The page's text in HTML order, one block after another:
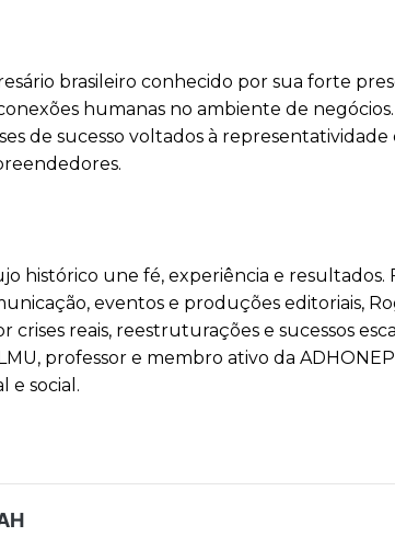
brasileiro conhecido por sua forte
humanas no ambiente de
de sucesso voltados à representatividade
histórico une fé, experiência e resultados.
eventos e produções editoriais,
reais, reestruturações e sucessos
professor e membro ativo da ADHONEP
e social.